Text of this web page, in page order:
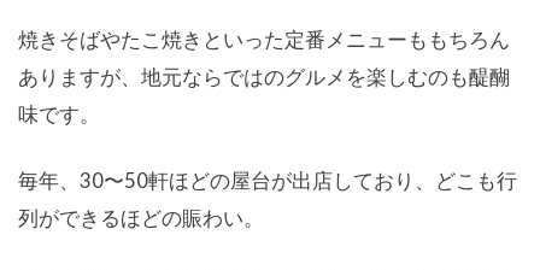
焼きそばやたこ焼きといった定番メニューももちろん
ありますが、地元ならではのグルメを楽しむのも醍醐
味です。
毎年、30〜50軒ほどの屋台が出店しており、どこも行
列ができるほどの賑わい。